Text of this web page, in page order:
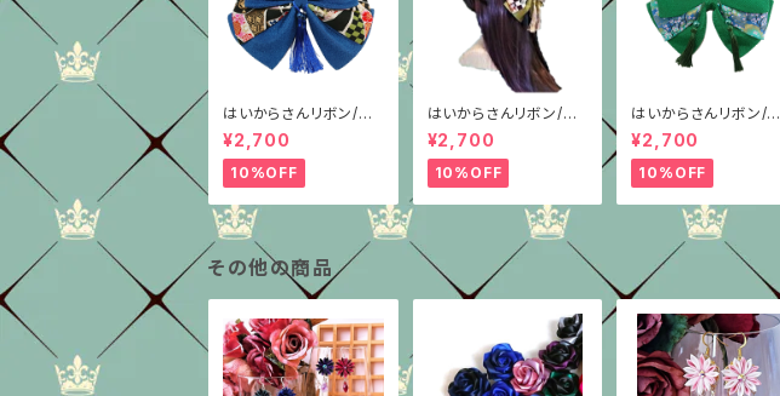
はいからさんリボン/柄
重ね/青ちりめん
¥2,700
10%OFF
はいからさんリボン/柄
重ね/抹茶グリーン/4
種/ちりめん
¥2,700
10%OFF
はいからさんリボン/柄
重ね/グリーンちりめん
¥2,700
10%OFF
その他の商品